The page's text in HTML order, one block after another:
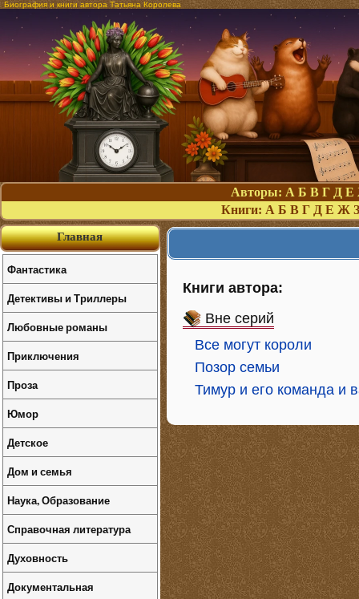
Биография и книги автора Татьяна Королева
Авторы: А Б В Г Д Е
Книги: А Б В Г Д Е Ж З
Книги автора:
Вне серий
Все могут короли
Позор семьи
Тимур и его команда и
Главная
Фантастика
Детективы и Триллеры
Любовные романы
Приключения
Проза
Юмор
Детское
Дом и семья
Наука, Образование
Справочная литература
Духовность
Документальная